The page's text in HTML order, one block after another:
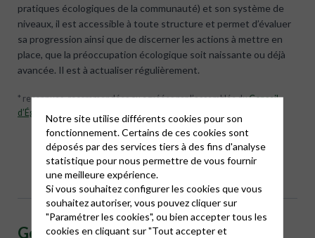
pratiques écologiques de la communauté) et son système de
niveaux, il est accessible à toute structure et permet d’évaluer
sa progression ainsi que de discerner les actions à mettre en
place, que la préoccupation écologique soit naissante ou déjà
avancée. Il est à actualiser régulièrement.
* reconnues, recommandées ou agréées par l’assemblée duConseil
d’Églises chrétiennes en France(CECEF)
Découvrir les déclinaisons du label →
Genèse d’Église verte
Notre site utilise différents cookies pour son
fonctionnement. Certains de ces cookies sont
déposés par des services tiers à des fins d'analyse
statistique pour nous permettre de vous fournir
une meilleure expérience.
Si vous souhaitez configurer les cookies que vous
souhaitez autoriser, vous pouvez cliquer sur
"Paramétrer les cookies", ou bien accepter tous les
cookies en cliquant sur "Tout accepter et